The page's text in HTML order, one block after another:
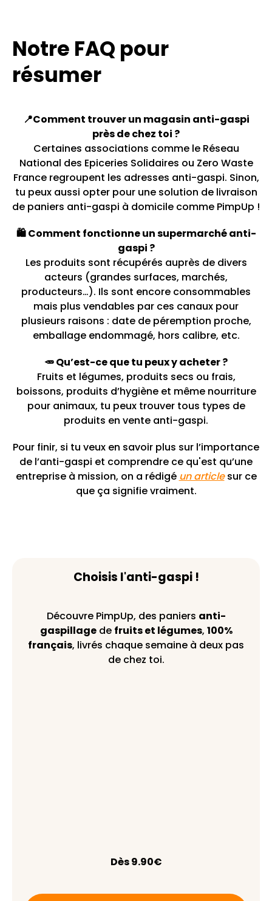
Notre FAQ pour
résumer
📍Comment trouver un magasin anti-gaspi
près de chez toi ?
Certaines associations comme le Réseau
National des Epiceries Solidaires ou Zero Waste
France regroupent les adresses anti-gaspi. Sinon,
tu peux aussi opter pour une solution de livraison
de paniers anti-gaspi à domicile comme PimpUp !
🛍️ Comment fonctionne un supermarché anti-
gaspi ?
Les produits sont récupérés auprès de divers
acteurs (grandes surfaces, marchés,
producteurs…). Ils sont encore consommables
mais plus vendables par ces canaux pour
plusieurs raisons : date de péremption proche,
emballage endommagé, hors calibre, etc.
🥕 Qu’est-ce que tu peux y acheter ?
Fruits et légumes, produits secs ou frais,
boissons, produits d’hygiène et même nourriture
pour animaux, tu peux trouver tous types de
produits en vente anti-gaspi.
Pour finir, si tu veux en savoir plus sur l’importance
de l’anti-gaspi et comprendre ce qu'est qu’une
entreprise à mission, on a rédigé un articlesur ce
que ça signifie vraiment.
Choisis l'anti-gaspi !
Découvre PimpUp, des paniers anti-
gaspillagede fruits et légumes, 100%
français, livrés chaque semaine à deux pas
de chez toi.
Dès 9.90€